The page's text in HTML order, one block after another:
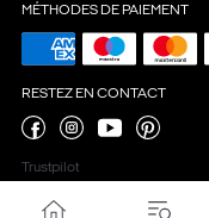
MÉTHODES DE PAIEMENT
RESTEZ EN CONTACT
Trustpilot